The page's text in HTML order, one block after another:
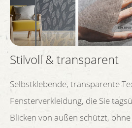
Stilvoll & transparent
Selbstklebende, transparente
Fensterverkleidung, die Sie
Blicken von außen schützt,